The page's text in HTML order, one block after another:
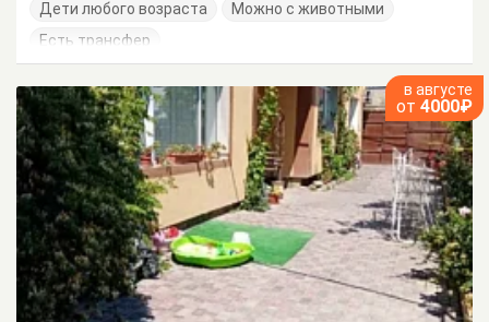
Дети любого возраста
Можно с животными
Есть трансфер
в августе
от 4000₽